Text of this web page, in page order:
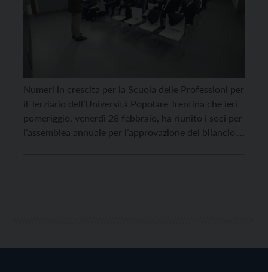
Numeri in crescita per la Scuola delle Professioni per
il Terziario dell’Università Popolare Trentina che ieri
pomeriggio, venerdì 28 febbraio, ha riunito i soci per
l’assemblea annuale per l’approvazione del bilancio.